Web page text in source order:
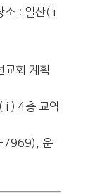
소 : 일산( i
교회 계획
i ) 4층 교역
7969), 운